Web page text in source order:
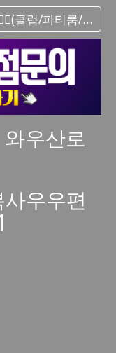
┼ミ존클올레이디방.comミ┼존클❤️‍🔥(클럽/파티룸/가라오케) - 단톡방
우산로
우우편